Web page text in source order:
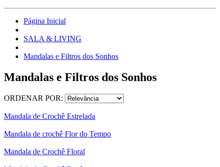
Página Inicial
SALA & LIVING
Mandalas e Filtros dos Sonhos
Mandalas e Filtros dos Sonhos
ORDENAR POR:
Mandala de Crochê Estrelada
Mandala de crochê Flor do Tempo
Mandala de Crochê Floral